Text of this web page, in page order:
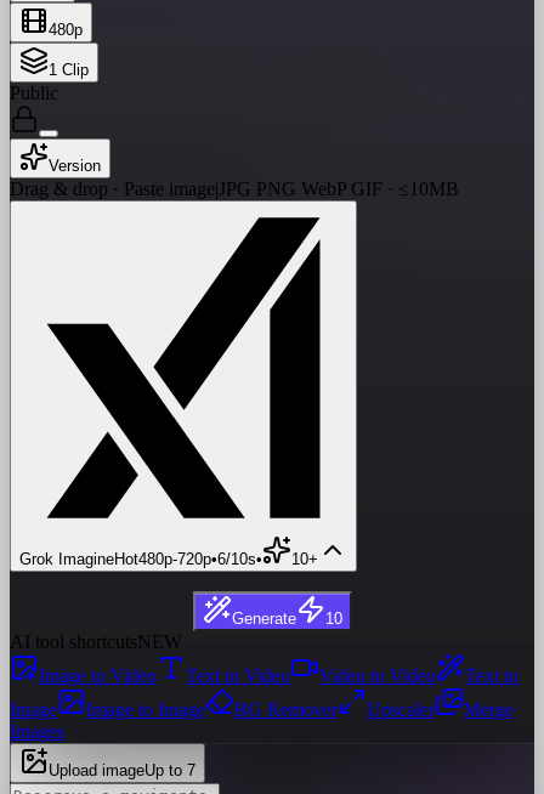
480p
1 Clip
Public
Version
Drag & drop · Paste image|JPG PNG WebP GIF · ≤10MB
Grok ImagineHot480p-720p•6/10s• 10+
Generate 10
AI tool shortcutsNEW
Image to Video
Text to Video Video to Video
Text to
Image
Image to Image BG Remover Upscaler
Merge
Images
Upload imageUp to 7